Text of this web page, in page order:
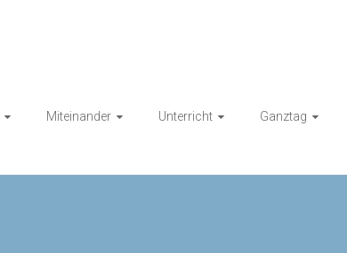
Miteinander Unterricht Ganztag